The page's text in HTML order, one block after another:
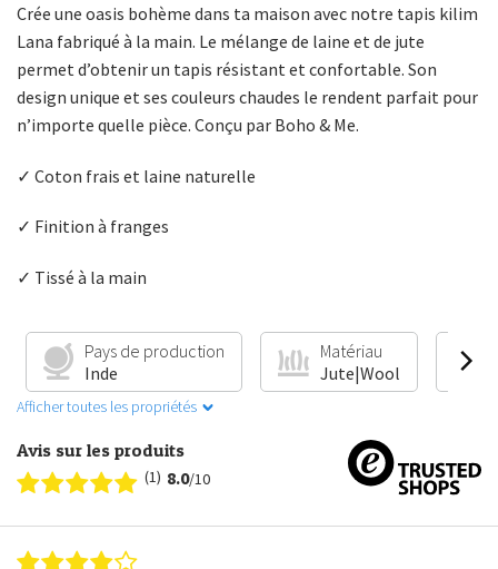
Crée une oasis bohème dans ta maison avec notre tapis kilim
Lana fabriqué à la main. Le mélange de laine et de jute
permet d’obtenir un tapis résistant et confortable. Son
design unique et ses couleurs chaudes le rendent parfait pour
n’importe quelle pièce. Conçu par Boho & Me.
✓ Coton frais et laine naturelle
✓ Finition à franges
✓ Tissé à la main
Pays de production
Inde
Matériau
Jute|Wool
Afficher toutes les propriétés
Avis sur les produits
(1) 8.0/10